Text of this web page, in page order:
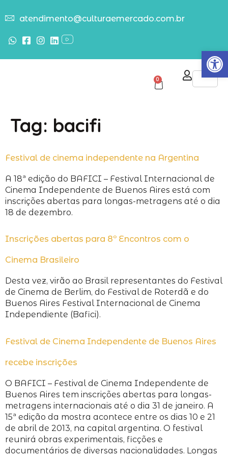
Abrir
atendimento@culturaemercado.com.br
0
Tag: bacifi
Festival de cinema independente na Argentina
A 18ª edição do BAFICI – Festival Internacional de
Cinema Independente de Buenos Aires está com
inscrições abertas para longas-metragens até o dia
18 de dezembro.
Inscrições abertas para 8º Encontros com o
Cinema Brasileiro
Desta vez, virão ao Brasil representantes do Festival
de Cinema de Berlim, do Festival de Roterdã e do
Buenos Aires Festival Internacional de Cinema
Independiente (Bafici).
Festival de Cinema Independente de Buenos Aires
recebe inscrições
O BAFICI – Festival de Cinema Independente de
Buenos Aires tem inscrições abertas para longas-
metragens internacionais até o dia 31 de janeiro. A
15ª edição da mostra acontece entre os dias 10 e 21
de abril de 2013, na capital argentina. O festival
reunirá obras experimentais, ficções e
documentários de diversas nacionalidades. Longas